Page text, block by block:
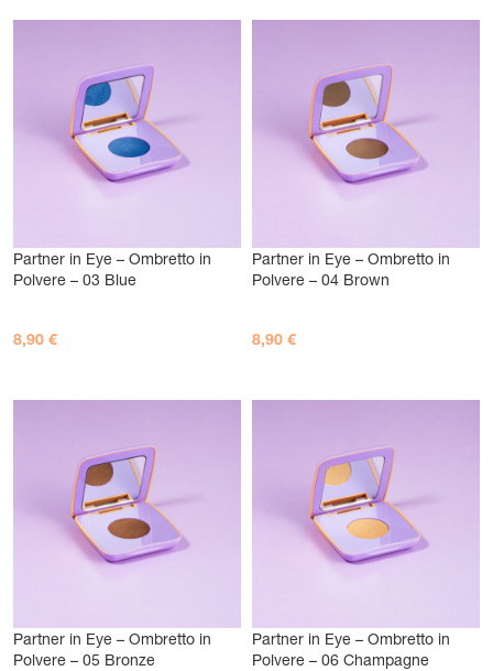
Partner in Eye – Ombretto in
Polvere – 03 Blue
8,90 €
Partner in Eye – Ombretto in
Polvere – 04 Brown
8,90 €
Partner in Eye – Ombretto in
Polvere – 05 Bronze
Partner in Eye – Ombretto in
Polvere – 06 Champagne